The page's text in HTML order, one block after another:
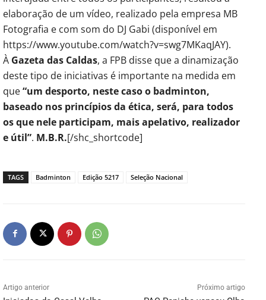
elaboração de um vídeo, realizado pela empresa MB
Fotografia e com som do DJ Gabi (disponível em
https://www.youtube.com/watch?v=swg7MKaqJAY).
À Gazeta das Caldas, a FPB disse que a dinamização
deste tipo de iniciativas é importante na medida em
que“um desporto, neste caso o badminton,
baseado nos princípios da ética, será, para todos
os que nele participam, mais apelativo, realizador
e útil”. M.B.R.[/shc_shortcode]
TAGS Badminton Edição 5217 Seleção Nacional
Artigo anterior Próximo artigo